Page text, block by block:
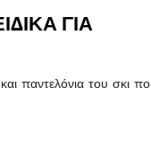
ΓΙΑ
παντελόνια του σκι